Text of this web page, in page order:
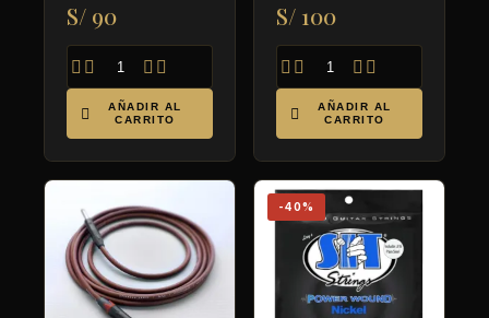
PARA GUITARRA Y
BAJO
S/ 90
   

AÑADIR AL
CARRITO
PARA GUITARRA Y
BAJO
S/ 100
   

AÑADIR AL
CARRITO
-40%